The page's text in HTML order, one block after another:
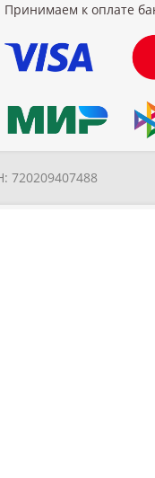
Принимаем к оплате
720209407488